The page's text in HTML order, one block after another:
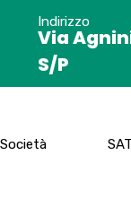
Indirizzo
Via
S/P
Società SAT